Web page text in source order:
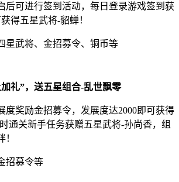
后可进行签到活动，每日登录游戏签到获
得五星武将-貂蝉！
星武将、金招募令、铜币等
礼”，送五星组合-乱世飘零
度奖励金招募令，发展度达2000即可获得
通关新手任务获赠五星武将-孙尚香，组
招募令等